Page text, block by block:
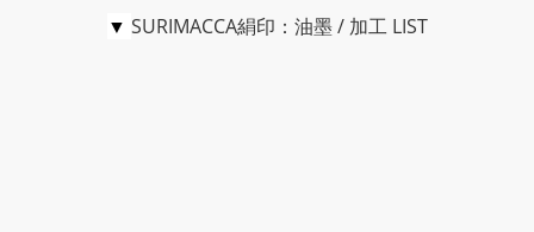
▼ SURIMACCA絹印：油墨 / 加工 LIST